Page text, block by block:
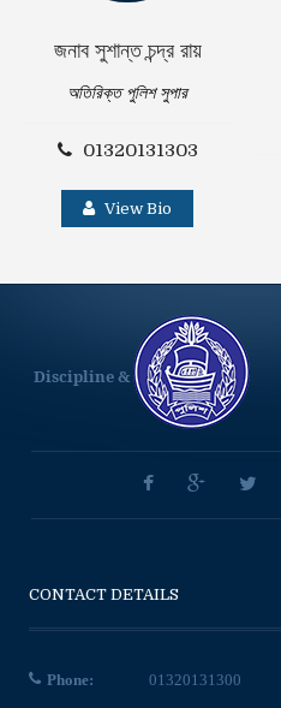
জনাব সুশান্ত চন্দ্র রায়
অতিরিক্ত পুলিশ সুপার
01320131303
View Bio
Discipline &
CONTACT DETAILS
Phone: 01320131300